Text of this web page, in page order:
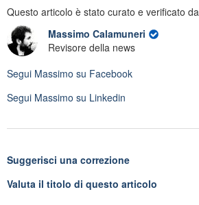
Questo articolo è stato curato e verificato da
Massimo Calamuneri
Revisore della news
Segui Massimo su Facebook
Segui Massimo su Linkedin
Suggerisci una correzione
Valuta il titolo di questo articolo